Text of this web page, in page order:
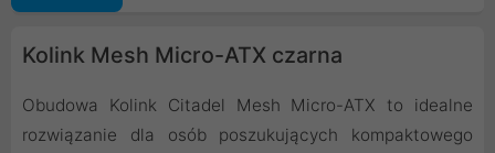
Kolink Mesh Micro-ATX czarna
Obudowa Kolink Citadel Mesh Micro-ATX to idealne
rozwiązanie dla osób poszukujących kompaktowego